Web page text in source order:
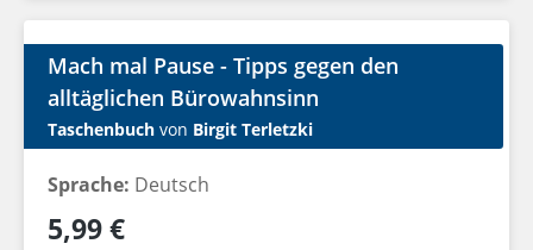
Mach mal Pause - Tipps gegen den
alltäglichen Bürowahnsinn
Taschenbuch von Birgit Terletzki
Sprache: Deutsch
Regulärer Preis:
5,99 €